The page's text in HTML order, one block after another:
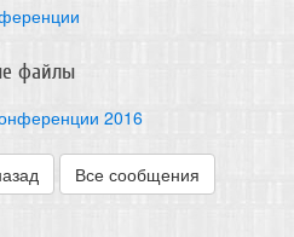
файлы
2016
Все сообщения